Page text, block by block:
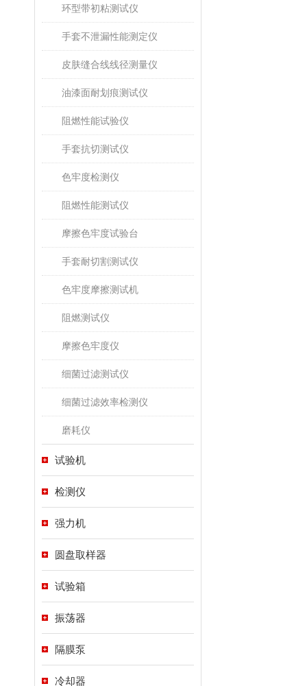
环型带初粘测试仪
手套不泄漏性能测定仪
皮肤缝合线线径测量仪
油漆面耐划痕测试仪
阻燃性能试验仪
手套抗切测试仪
色牢度检测仪
阻燃性能测试仪
摩擦色牢度试验台
手套耐切割测试仪
色牢度摩擦测试机
阻燃测试仪
摩擦色牢度仪
细菌过滤测试仪
细菌过滤效率检测仪
磨耗仪
试验机
检测仪
强力机
圆盘取样器
试验箱
振荡器
隔膜泵
冷却器